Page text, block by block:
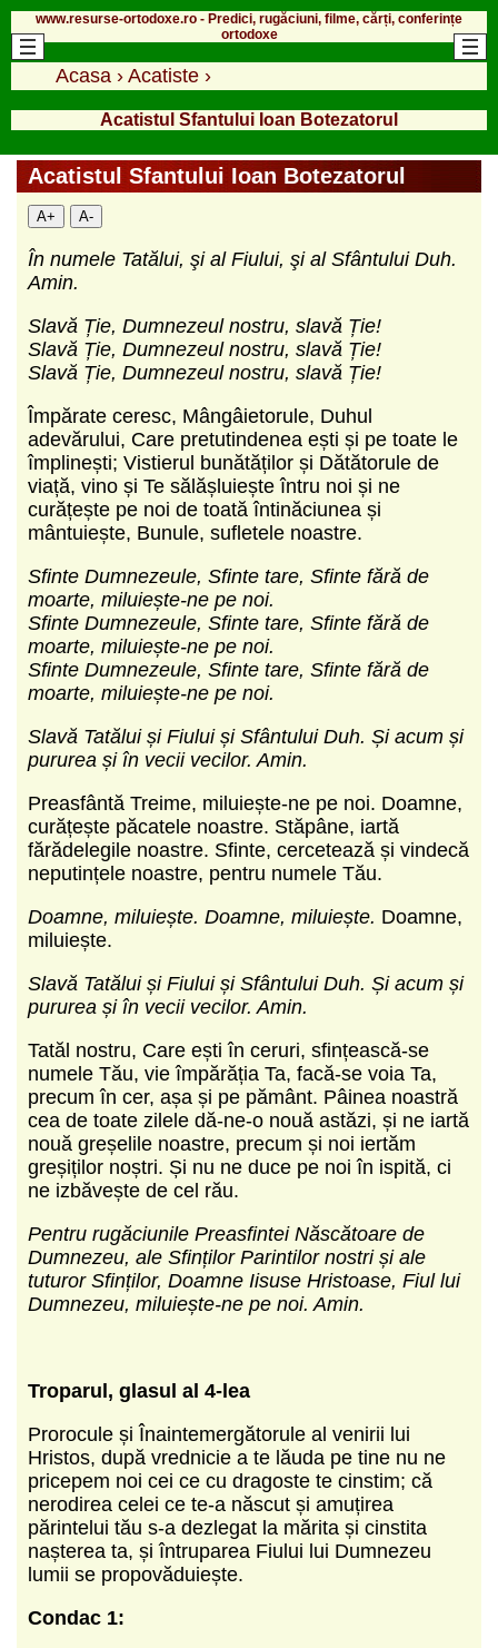
www.resurse-ortodoxe.ro - Predici, rugăciuni, filme, cărți, conferințe
ortodoxe
Acasa › Acatiste ›
Acatistul Sfantului Ioan Botezatorul
Acatistul Sfantului Ioan Botezatorul
A+ A-
În numele Tatălui, şi al Fiului, şi al Sfântului Duh.
Amin.
Slavă Ție, Dumnezeul nostru, slavă Ție!
Slavă Ție, Dumnezeul nostru, slavă Ție!
Slavă Ție, Dumnezeul nostru, slavă Ție!
Împărate ceresc, Mângâietorule, Duhul
adevărului, Care pretutindenea ești și pe toate le
împlinești; Vistierul bunătăților și Dătătorule de
viață, vino și Te sălășluiește întru noi și ne
curățește pe noi de toată întinăciunea și
mântuiește, Bunule, sufletele noastre.
Sfinte Dumnezeule, Sfinte tare, Sfinte fără de
moarte, miluiește-ne pe noi.
Sfinte Dumnezeule, Sfinte tare, Sfinte fără de
moarte, miluiește-ne pe noi.
Sfinte Dumnezeule, Sfinte tare, Sfinte fără de
moarte, miluiește-ne pe noi.
Slavă Tatălui și Fiului și Sfântului Duh. Și acum și
pururea și în vecii vecilor. Amin.
Preasfântă Treime, miluiește-ne pe noi. Doamne,
curățește păcatele noastre. Stăpâne, iartă
fărădelegile noastre. Sfinte, cercetează și vindecă
neputințele noastre, pentru numele Tău.
Doamne, miluiește. Doamne, miluiește. Doamne,
miluiește.
Slavă Tatălui și Fiului și Sfântului Duh. Și acum și
pururea și în vecii vecilor. Amin.
Tatăl nostru, Care ești în ceruri, sfințească-se
numele Tău, vie împărăția Ta, facă-se voia Ta,
precum în cer, așa și pe pământ. Pâinea noastră
cea de toate zilele dă-ne-o nouă astăzi, și ne iartă
nouă greșelile noastre, precum și noi iertăm
greșiților noștri. Și nu ne duce pe noi în ispită, ci
ne izbăvește de cel rău.
Pentru rugăciunile Preasfintei Născătoare de
Dumnezeu, ale Sfinților Parintilor nostri și ale
tuturor Sfinților, Doamne Iisuse Hristoase, Fiul lui
Dumnezeu, miluiește-ne pe noi. Amin.
Troparul, glasul al 4-lea
Prorocule și Înaintemergătorule al venirii lui
Hristos, după vrednicie a te lăuda pe tine nu ne
pricepem noi cei ce cu dragoste te cinstim; că
nerodirea celei ce te-a născut și amuțirea
părintelui tău s-a dezlegat la mărita și cinstita
nașterea ta, și întruparea Fiului lui Dumnezeu
lumii se propovăduiește.
Condac 1: